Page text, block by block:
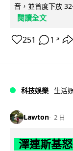
音，並首度下放
閱讀全文
251 1 ↗
科技娛樂 生活
Lawton 2 日
澤連斯基